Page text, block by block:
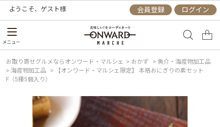
ようこそ、 ゲスト様 会員登録 ログイン
メニュー
お取り寄せグルメならオンワード・マルシェ > おかず > 魚介・海産物加工品
> 海産物加工品 >
【オンワード・マルシェ限定】 本格おにぎりの素セット
F（5種5個入り）